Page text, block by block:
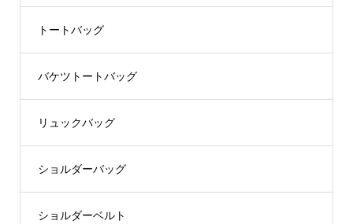
トートバッグ
バケツトートバッグ
リュックバッグ
ショルダーバッグ
ショルダーベルト